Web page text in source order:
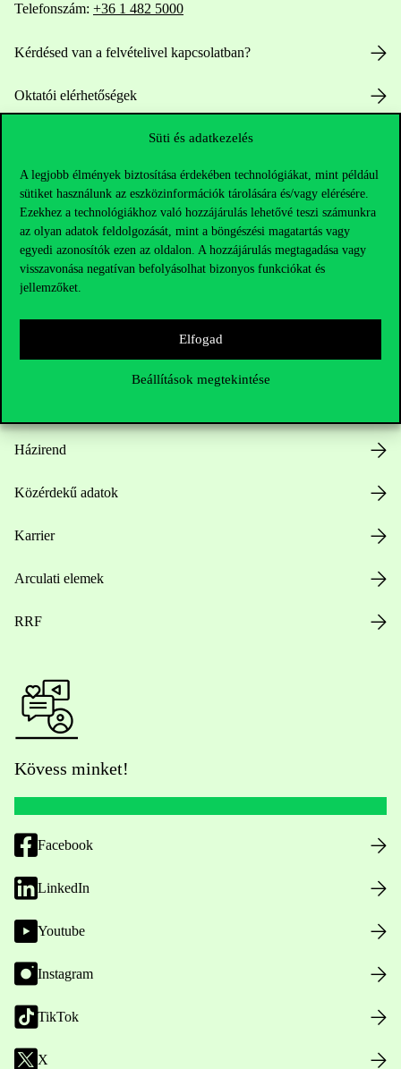
Süti és adatkezelés
A legjobb élmények biztosítása érdekében technológiákat, mint például
sütiket használunk az eszközinformációk tárolására és/vagy elérésére.
Ezekhez a technológiákhoz való hozzájárulás lehetővé teszi számunkra
az olyan adatok feldolgozását, mint a böngészési magatartás vagy
egyedi azonosítók ezen az oldalon. A hozzájárulás megtagadása vagy
visszavonása negatívan befolyásolhat bizonyos funkciókat és
jellemzőket.
Elfogad
Beállítások megtekintése
Telefonszám: +36 1 482 5000
Kérdésed van a felvételivel kapcsolatban?
Oktatói elérhetőségek
HUB jelenlegi hallgatóinknak
Sajtó:press@uni-corvinus.hu
Házirend
Közérdekű adatok
Karrier
Arculati elemek
RRF
Kövess minket!
Facebook
LinkedIn
Youtube
Instagram
TikTok
X